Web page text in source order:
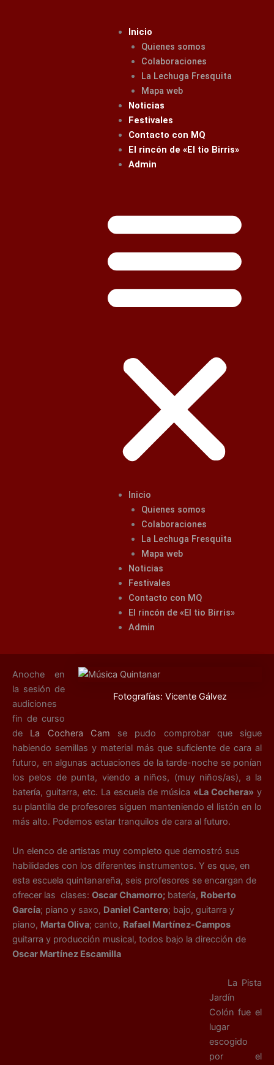
Inicio
Quienes somos
Colaboraciones
La Lechuga Fresquita
Mapa web
Noticias
Festivales
Contacto con MQ
El rincón de «El tio Birris»
Admin
Inicio
Quienes somos
Colaboraciones
La Lechuga Fresquita
Mapa web
Noticias
Festivales
Contacto con MQ
El rincón de «El tio Birris»
Admin
Fotografías: Vicente Gálvez
Anoche en
la sesión de
audiciones
fin de curso
de La Cochera Cam se pudo comprobar que sigue
habiendo semillas y material más que suficiente de cara al
futuro, en algunas actuaciones de la tarde-noche se ponían
los pelos de punta, viendo a niños, (muy niños/as), a la
batería, guitarra, etc. La escuela de música «La Cochera» y
su plantilla de profesores siguen manteniendo el listón en lo
más alto. Podemos estar tranquilos de cara al futuro.
Un elenco de artistas muy completo que demostró sus
habilidades con los diferentes instrumentos. Y es que, en
esta escuela quintanareña, seis profesores se encargan de
ofrecer las clases: Oscar Chamorro; batería, Roberto
García; piano y saxo, Daniel Cantero; bajo, guitarra y
piano, Marta Oliva; canto, Rafael Martínez-Campos
guitarra y producción musical, todos bajo la dirección de
Oscar Martínez Escamilla
La Pista
Jardín
Colón fue el
lugar
escogido
por el